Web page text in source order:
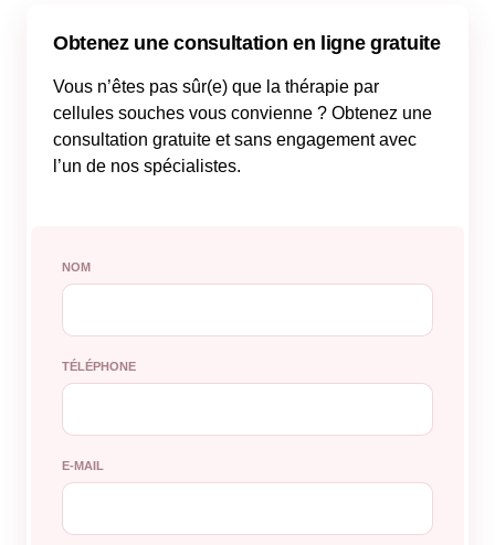
Obtenez une consultation en ligne gratuite
Vous n’êtes pas sûr(e) que la thérapie par
cellules souches vous convienne ? Obtenez une
consultation gratuite et sans engagement avec
l’un de nos spécialistes.
NOM
TÉLÉPHONE
E-MAIL